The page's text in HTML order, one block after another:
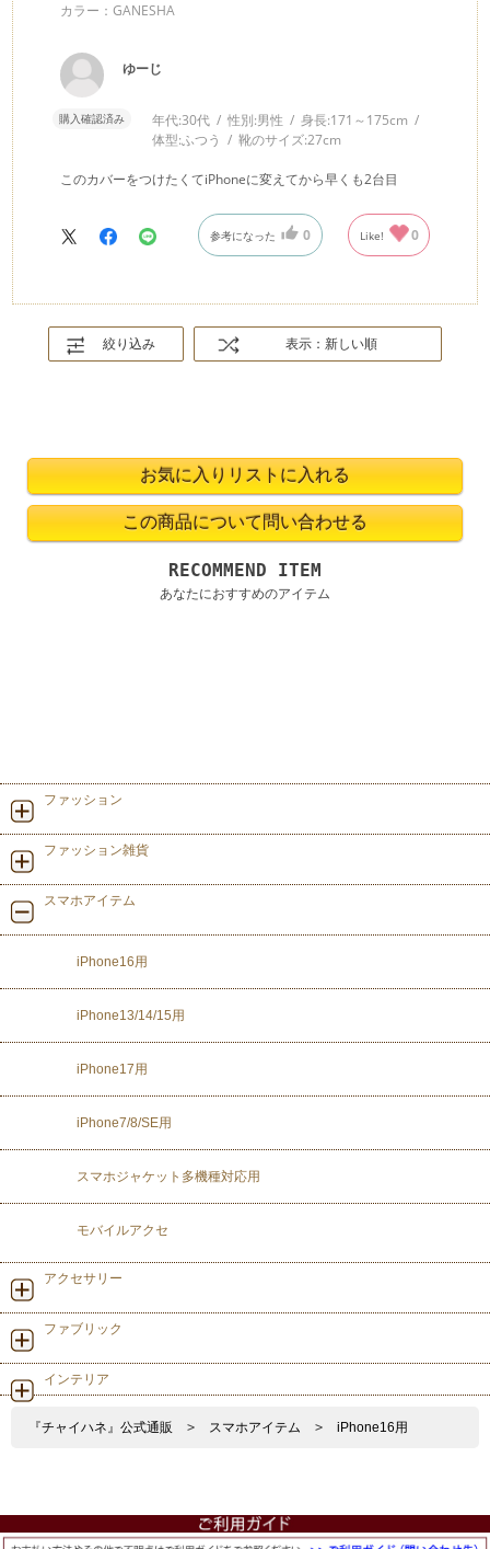
カラー：GANESHA
ゆーじ
購入確認済み 年代:30代 性別:男性 身長:171～175cm
体型:ふつう 靴のサイズ:27cm
このカバーをつけたくてiPhoneに変えてから早くも2台目
参考になった 0 Like! 0
絞り込み 表示：新しい順
RECOMMEND ITEM
あなたにおすすめのアイテム
ファッション
ファッション雑貨
スマホアイテム
iPhone16用
iPhone13/14/15用
iPhone17用
iPhone7/8/SE用
スマホジャケット多機種対応用
モバイルアクセ
アクセサリー
ファブリック
インテリア
『チャイハネ』公式通販 > スマホアイテム > iPhone16用